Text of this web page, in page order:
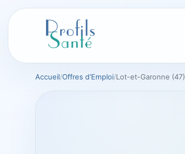
Accueil Offres d'Emploi Lot-et-Garonne (47)